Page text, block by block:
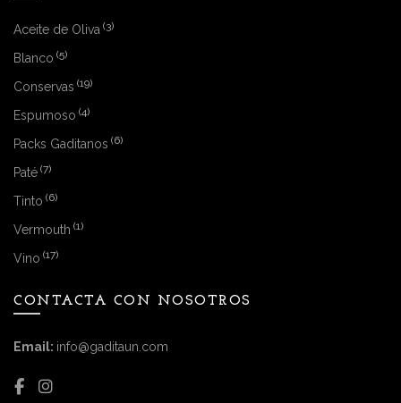
Aceite de Oliva (3)
Blanco (5)
Conservas (19)
Espumoso (4)
Packs Gaditanos (6)
Paté (7)
Tinto (6)
Vermouth (1)
Vino (17)
CONTACTA CON NOSOTROS
Email: info@gaditaun.com